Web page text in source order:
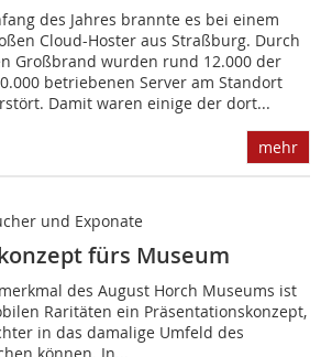
des Jahres brannte es bei einem
Cloud-Hoster aus Straßburg. Durch
Großbrand wurden rund 12.000 der
betriebenen Server am Standort
Damit waren einige der dort...
mehr
und Exponate
fürs Museum
des August Horch Museums ist
Raritäten ein Präsentationskonzept,
in das damalige Umfeld des